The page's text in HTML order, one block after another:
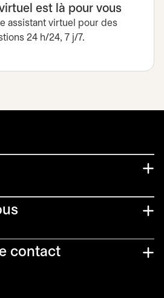
est là pour vous
assistant virtuel pour des
24 h/24, 7 j/7.
contact